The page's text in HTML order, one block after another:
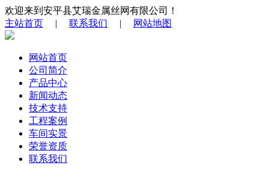
欢迎来到安平县艾瑞金属丝网有限公司！
主站首页 | 联系我们 | 网站地图
网站首页
公司简介
产品中心
新闻动态
技术支持
工程案例
车间实景
荣誉资质
联系我们